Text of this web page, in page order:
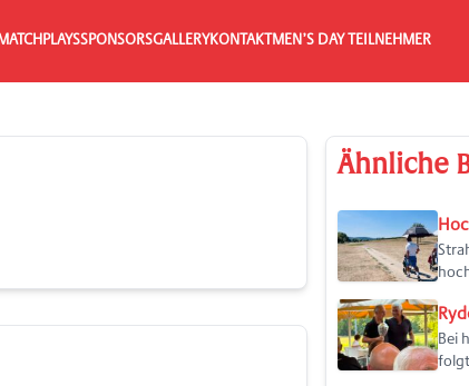
SPONSORSGALLERYKONTAKTMEN’S DAY TEILNEHMER
Ähnliche
Bei